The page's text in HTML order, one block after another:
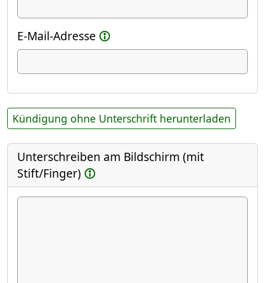
E-Mail-Adresse
Kündigung ohne Unterschrift herunterladen
Unterschreiben am Bildschirm (mit
Stift/Finger)